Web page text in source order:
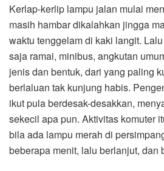
Kerlap-kerlip lampu jalan mulai
masih hambar dikalahkan jingga
waktu tenggelam di kaki langit.
saja ramai, minibus, angkutan
jenis dan bentuk, dari yang paling
berlaluan tak kunjung habis.
ikut pula berdesak-desakkan,
sekecil apa pun. Aktivitas komuter
bila ada lampu merah di
beberapa menit, lalu berlanjut, dan